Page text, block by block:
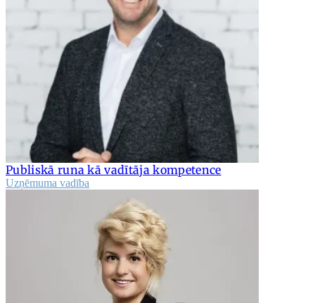
Publiskā runa kā vadītāja kompetence
Uzņēmuma vadība